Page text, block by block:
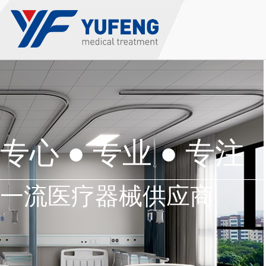
专心 ● 专业●专注
一流医疗器械供应商